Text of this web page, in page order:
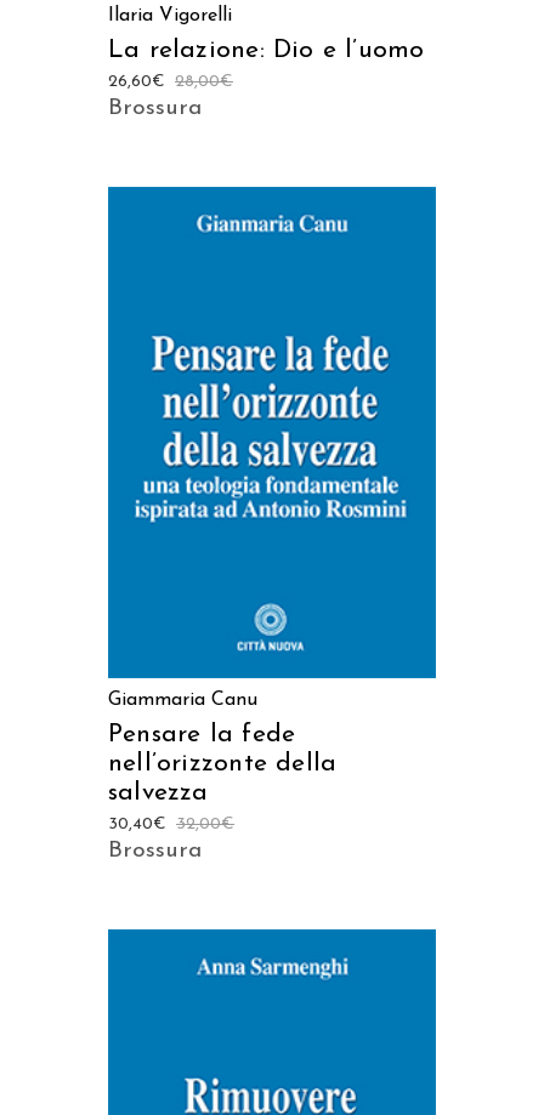
Ilaria Vigorelli
La relazione: Dio e l’uomo
28,00€
26,60€
Brossura
AGGIUNGI AL CARRELLO
Giammaria Canu
Pensare la fede
nell’orizzonte della
salvezza
32,00€
30,40€
Brossura